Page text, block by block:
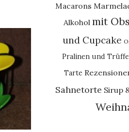
Macarons
Alkohol mit
und Cupcake
Pralinen und
Tarte
Sahnetorte Sirup